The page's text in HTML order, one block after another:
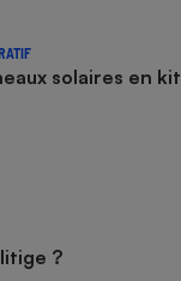
solaires en kit
?